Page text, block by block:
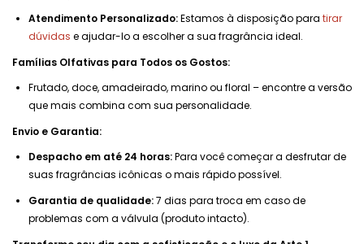
Atendimento Personalizado:Estamos à disposição para tirar
dúvidas e ajudar-lo a escolher a sua fragrância ideal.
Famílias Olfativas para Todos os Gostos:
Frutado, doce, amadeirado, marino ou floral – encontre a versão
que mais combina com sua personalidade.
Envio e Garantia:
Despacho em até 24 horas:Para você começar a desfrutar de
suas fragrâncias icônicas o mais rápido possível.
Garantia de qualidade:7 dias para troca em caso de
problemas com a válvula (produto intacto).